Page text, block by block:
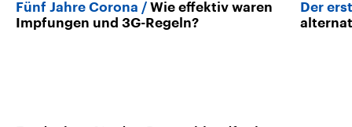
Fünf Jahre Corona
Wie effektiv waren
Impfungen und 3G-Regeln?
Der